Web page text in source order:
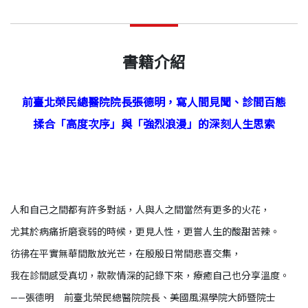
書籍介紹
前臺北榮民總醫院院長張德明，寫人間見聞、診間百態
揉合「高度次序」與「強烈浪漫」的深刻人生思索
人和自己之間都有許多對話，人與人之間當然有更多的火花，
尤其於病痛折磨衰弱的時候，更見人性，更嘗人生的酸甜苦辣。
彷彿在平實無華間散放光芒，在殷殷日常間悲喜交集，
我在診間感受真切，款款情深的記錄下來，療癒自己也分享溫度。
——張德明 前臺北榮民總醫院院長、美國風濕學院大師暨院士